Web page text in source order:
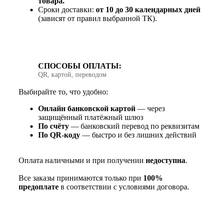
Сроки доставки: от 10 до 30 календарных дней
(зависят от правил выбранной ТК).
СПОСОБЫ ОПЛАТЫ:
QR, картой, переводом
Выбирайте то, что удобно:
Онлайн банковской картой — через
защищённый платёжный шлюз
По счёту — банковский перевод по реквизитам
По QR‑коду — быстро и без лишних действий
Оплата наличными и при получении недоступна.
Все заказы принимаются только при 100%
предоплате в соответствии с условиями договора.